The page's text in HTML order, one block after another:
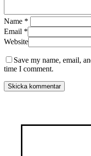
Name *
Email *
Website
Save my name, email,
time I comment.